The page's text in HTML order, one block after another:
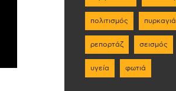
πολιτισμός πυρκαγιά
ρεπορτάζ σεισμός
υγεία φωτιά